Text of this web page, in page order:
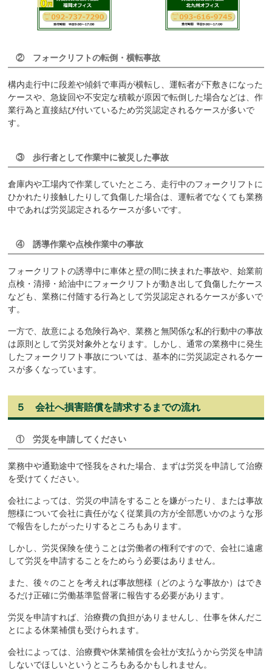
② フォークリフトの転倒・横転事故
構内走行中に段差や傾斜で車両が横転し、運転者が下敷きになった
ケースや、急旋回や不安定な積載が原因で転倒した場合などは、作
業行為と直接結び付いているため労災認定されるケースが多いで
す。
③歩行者として作業中に被災した事故
倉庫内や工場内で作業していたところ、走行中のフォークリフトに
ひかれたり接触したりして負傷した場合は、運転者でなくても業務
中であれば労災認定されるケースが多いです。
④誘導作業や点検作業中の事故
フォークリフトの誘導中に車体と壁の間に挟まれた事故や、始業前
点検・清掃・給油中にフォークリフトが動き出して負傷したケース
なども、業務に付随する行為として労災認定されるケースが多いで
す。
一方で、故意による危険行為や、業務と無関係な私的行動中の事故
は原則として労災対象外となります。しかし、通常の業務中に発生
したフォークリフト事故については、基本的に労災認定されるケー
スが多くなっています。
５ 会社へ損害賠償を請求するまでの流れ
① 労災を申請してください
業務中や通勤途中で怪我をされた場合、まずは労災を申請して治療
を受けてください。
会社によっては、労災の申請をすることを嫌がったり、または事故
態様について会社に責任がなく従業員の方が全部悪いかのような形
で報告をしたがったりするところもあります。
しかし、労災保険を使うことは労働者の権利ですので、会社に遠慮
して労災を申請することをためらう必要はありません。
また、後々のことを考えれば事故態様（どのような事故か）はでき
るだけ正確に労働基準監督署に報告する必要があります。
労災を申請すれば、治療費の負担がありませんし、仕事を休んだこ
とによる休業補償も受けられます。
会社によっては、治療費や休業補償を会社が支払うから労災を申請
しないでほしいというところもあるかもしれません。